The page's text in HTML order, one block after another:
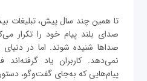
تا همین چند سال پیش، تبلیغات
صدای بلند پیام خود را تکرار
صداها شنیده شوند. اما در
نمی‌دهد. کاربران یاد گرفته‌اند
پیام‌هایی که به‌جای گفت‌وگو،